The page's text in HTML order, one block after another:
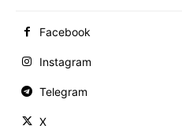
Facebook
Instagram
Telegram
X